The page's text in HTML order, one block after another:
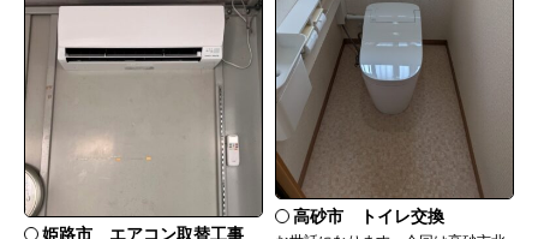
姫路市 エアコン取替工事
高砂市 トイレ交換